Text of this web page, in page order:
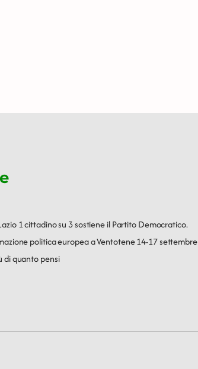
1 cittadino su 3 sostiene il Partito Democratico.
politica europea a Ventotene 14-17 settembre
di quanto pensi